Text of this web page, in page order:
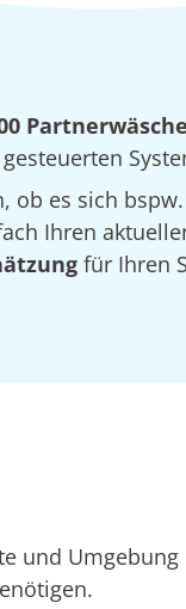
ob es sich
Ihren
für Ihren
und